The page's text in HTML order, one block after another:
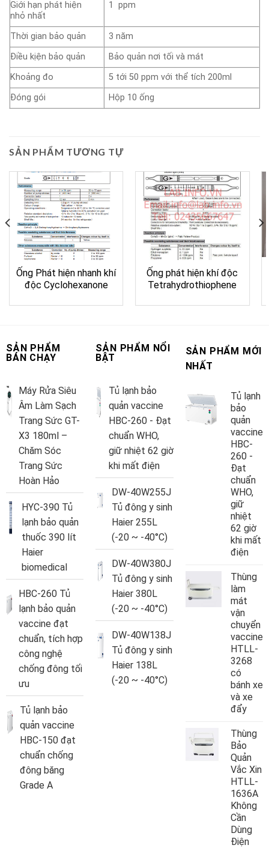
Giới hạn phát hiện
nhỏ nhất
1 ppm
Thời gian bảo quản
3 năm
Điều kịện bảo quản
Bảo quản nơi tối và mát
Khoảng đo
5 tới 50 ppm với thể tích 200ml
Đóng gói
Hộp 10 ống
SẢN PHẨM TƯƠNG TỰ
Ống Phát hiện nhanh khí
độc Cyclohexanone
Ống phát hiện khí độc
Tetrahydrothiophene
SẢN PHẨM
BÁN CHẠY
Máy Rửa Siêu
Âm Làm Sạch
Trang Sức GT-
X3 180ml –
Chăm Sóc
Trang Sức
Hoàn Hảo
HYC-390 Tủ
lạnh bảo quản
thuốc 390 lít
Haier
biomedical
HBC-260 Tủ
lạnh bảo quản
vaccine đạt
chuẩn, tích hợp
công nghệ
chống đông tối
ưu
Tủ lạnh bảo
quản vaccine
HBC-150 đạt
chuẩn chống
đông băng
Grade A
SẢN PHẨM NỔI
BẬT
Tủ lạnh bảo
quản vaccine
HBC-260 - Đạt
chuẩn WHO,
giữ nhiệt 62 giờ
khi mất điện
DW-40W255J
Tủ đông y sinh
Haier 255L
(-20 ~ -40°C)
DW-40W380J
Tủ đông y sinh
Haier 380L
(-20 ~ -40°C)
DW-40W138J
Tủ đông y sinh
Haier 138L
(-20 ~ -40°C)
SẢN PHẨM MỚI
NHẤT
Tủ lạnh
bảo
quản
vaccine
HBC-
260 -
Đạt
chuẩn
WHO,
giữ
nhiệt
62 giờ
khi mất
điện
Thùng
làm
mát
vận
chuyển
vaccine
HTLL-
3268
có
bánh xe
và xe
đẩy
Thùng
Bảo
Quản
Vắc Xin
HTLL-
1636A
Không
Cần
Dùng
Điện